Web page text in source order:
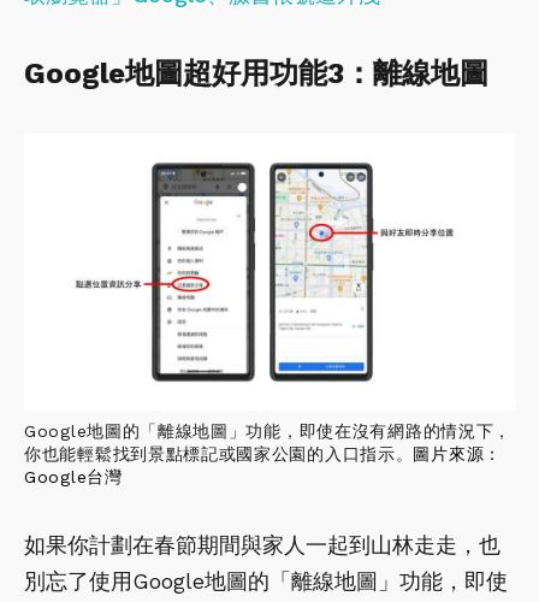
Google地圖超好用功能3：離線地圖
Google地圖的「離線地圖」功能，即使在沒有網路的情況下，
你也能輕鬆找到景點標記或國家公園的入口指示。 圖片來源：
Google台灣
如果你計劃在春節期間與家人一起到山林走走，也
別忘了使用Google地圖的「離線地圖」功能，即使